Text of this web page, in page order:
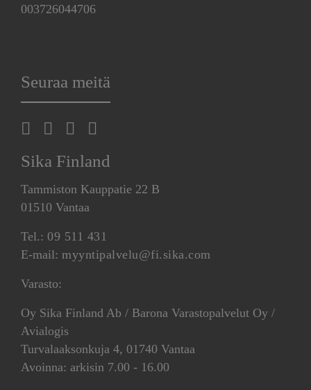
003726044706
Seuraa meitä
Sika Finland
Tammiston Kauppatie 22 B
01510 Vantaa
Tel.: 09 511 431
E-mail: myyntipalvelu@fi.sika.com
Varasto:
Oy Sika Finland Ab / Barona Varastopalvelut Oy /
Avialogis
Turvalaaksonkuja 4, 01740 Vantaa
Avoinna: arkisin 7.00 - 16.00